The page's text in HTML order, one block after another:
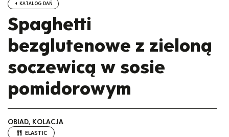
KATALOG DAŃ
Spaghetti
bezglutenowe z zieloną
soczewicą w sosie
pomidorowym
OBIAD, KOLACJA
ELASTIC